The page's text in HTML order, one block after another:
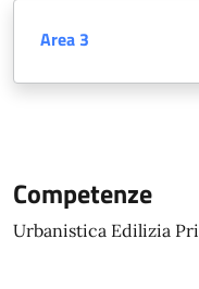
Area 3
Competenze
Urbanistica Edilizia